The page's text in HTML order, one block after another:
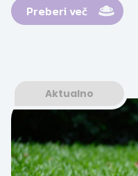
Preberi več
Aktualno